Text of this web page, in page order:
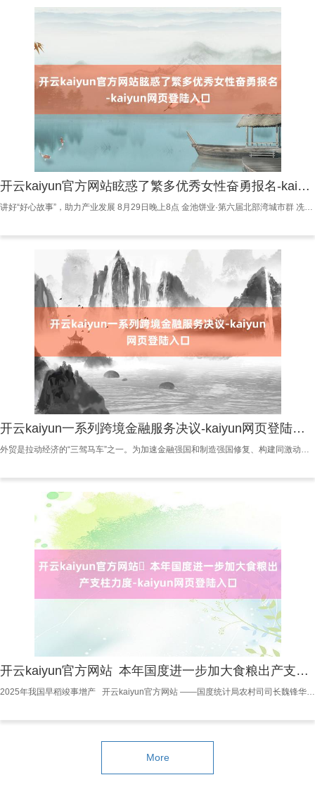
开云kaiyun官方网站眩惑了繁多优秀女性奋勇报名-kaiyun网页登陆入口
开云kaiyun一系列跨境金融服务决议-kaiyun网页登陆入口
开云kaiyun官方网站 本年国度进一步加大食粮出产支柱力度-kaiyun网页登陆入口
More